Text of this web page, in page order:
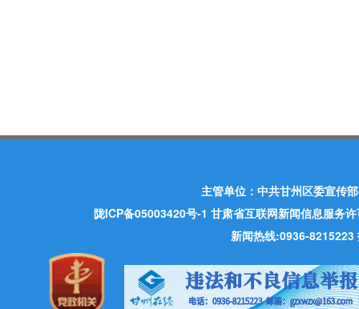
主管单位：中共甘州区委宣传
陇ICP备05003420号-1 甘肃省互联网新闻信息服务
新闻热线:0936-8215223